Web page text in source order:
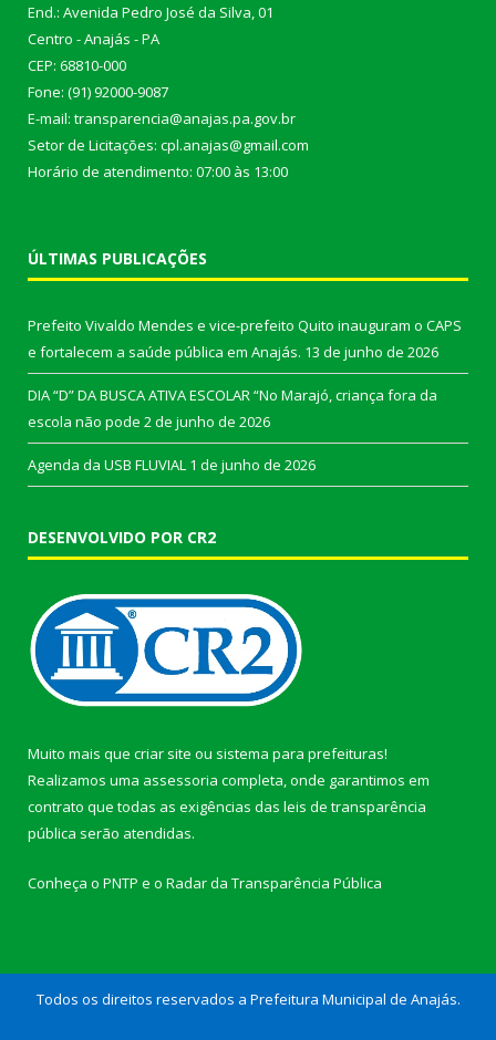
End.: Avenida Pedro José da Silva, 01
Centro - Anajás - PA
CEP: 68810-000
Fone: (91) 92000-9087
E-mail: transparencia@anajas.pa.gov.br
Setor de Licitações: cpl.anajas@gmail.com
Horário de atendimento: 07:00 às 13:00
ÚLTIMAS PUBLICAÇÕES
Prefeito Vivaldo Mendes e vice-prefeito Quito inauguram o CAPS
e fortalecem a saúde pública em Anajás. 13 de junho de 2026
DIA “D” DA BUSCA ATIVA ESCOLAR “No Marajó, criança fora da
escola não pode 2 de junho de 2026
Agenda da USB FLUVIAL 1 de junho de 2026
DESENVOLVIDO POR CR2
Muito mais que criar site ou sistema para prefeituras!
Realizamos uma assessoria completa, onde garantimos em
contrato que todas as exigências das leis de transparência
pública serão atendidas.
Conheça o PNTP e o Radar da Transparência Pública
Todos os direitos reservados a Prefeitura Municipal de Anajás.